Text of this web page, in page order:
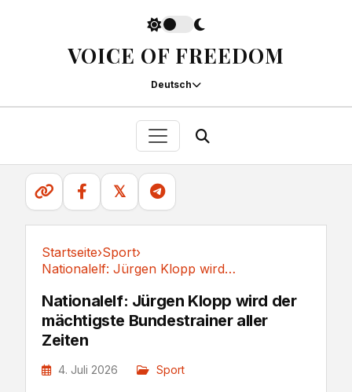
VOICE OF FREEDOM
Deutsch
𝕏
Startseite›Sport›
Nationalelf: Jürgen Klopp wird der mächtigste...
Nationalelf: Jürgen Klopp wird der
mächtigste Bundestrainer aller
Zeiten
4. Juli 2026 Sport